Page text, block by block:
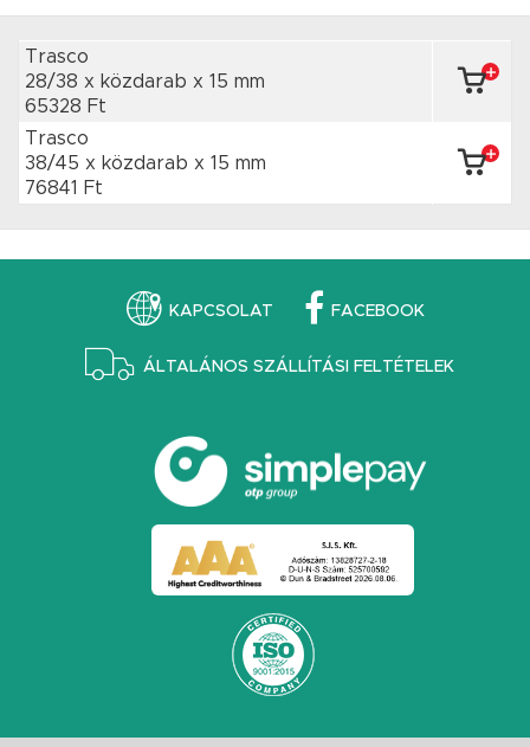
Trasco
28/38 x közdarab x 15 mm
65328 Ft
Trasco
38/45 x közdarab x 15 mm
76841 Ft
KAPCSOLAT FACEBOOK
ÁLTALÁNOS SZÁLLÍTÁSI FELTÉTELEK